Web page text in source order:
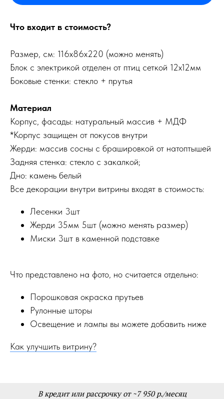
Что входит в стоимость?
Размер, cм: 116х86х220 (можно менять)
Блок с электрикой отделен от птиц сеткой 12х12мм
Боковые стенки: стекло + прутья
Материал
Корпус, фасады: натуральный массив + МДФ
*Корпус защищен от покусов внутри
Жерди: массив сосны с брашировкой от натоптышей
Задняя стенка: стекло с закалкой;
Дно: камень белый
Все декорации внутри витрины входят в стоимость:
Лесенки 3шт
Жерди 35мм 5шт (можно менять размер)
Миски 3шт в каменной подставке
Что представлено на фото, но считается отдельно:
Порошковая окраска прутьев
Рулонные шторы
Освещение и лампы вы можете добавить ниже
Как улучшить витрину?
В кредит или рассрочку от ~7 950 р./месяц